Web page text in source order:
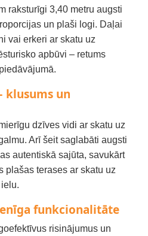
raksturīgi 3,40 metru augsti
un plaši logi. Daļai
vai erkeri ar skatu uz
apbūvi – retums
klusums un
dzīves vidi ar skatu uz
Arī šeit saglabāti augsti
autentiskā sajūta, savukārt
plašas terases ar skatu uz
funkcionalitāte
risinājumus un